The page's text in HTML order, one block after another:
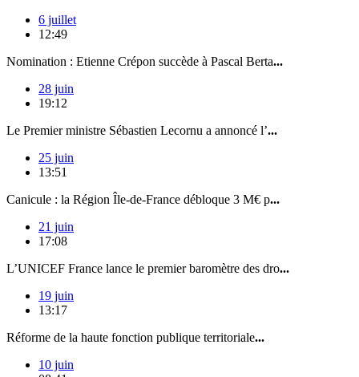
6 juillet
12:49
Nomination : Etienne Crépon succède à Pascal Berta...
28 juin
19:12
Le Premier ministre Sébastien Lecornu a annoncé l’...
25 juin
13:51
Canicule : la Région Île-de-France débloque 3 M€ p...
21 juin
17:08
L’UNICEF France lance le premier baromètre des dro...
19 juin
13:17
Réforme de la haute fonction publique territoriale...
10 juin